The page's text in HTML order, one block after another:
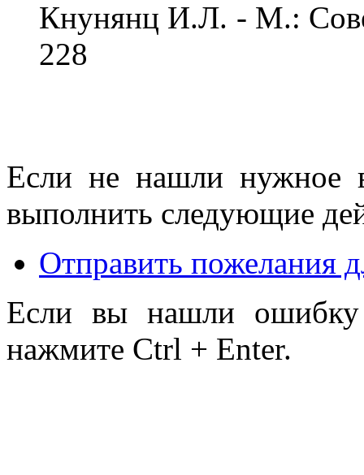
Кнунянц И.Л. - М.:
228
Если не нашли нужное
выполнить следующие
Отправить пожелания
Если вы нашли ошибку
нажмите Ctrl + Enter.